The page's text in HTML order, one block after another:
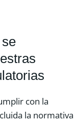
con la
la normativa